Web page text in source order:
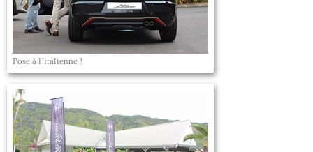
Pose à l’italienne !